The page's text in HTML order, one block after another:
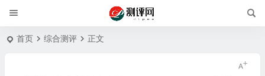
首页 综合测评 正文